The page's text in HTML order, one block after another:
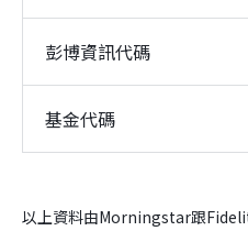
彭博資訊代碼
基金代碼
以上資料由Morningstar跟